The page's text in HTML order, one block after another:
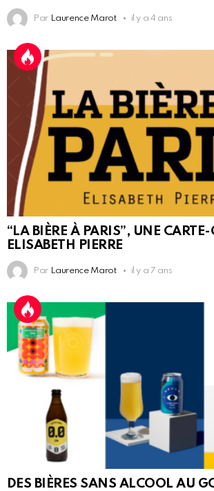
Par Laurence Marot il y a 4 ans
“LA BIÈRE À PARIS”, UNE
ELISABETH PIERRE
Par Laurence Marot il y a 7 ans
DES BIÈRES SANS ALCOOL AU